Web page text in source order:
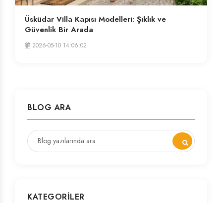
Üsküdar Villa Kapısı Modelleri: Şıklık ve
Güvenlik Bir Arada
2026-05-10 14:06:02
BLOG ARA
KATEGORILER